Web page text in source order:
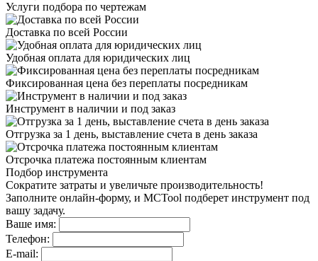
Услуги подбора по чертежам
Доставка по всей России
Удобная оплата для юридических лиц
Фиксированная цена без переплаты посредникам
Инструмент в наличии и под заказ
Отгрузка за 1 день, выставление счета в день заказа
Отсрочка платежа постоянным клиентам
Подбор инструмента
Сократите затраты и увеличьте производительность!
Заполните онлайн-форму, и MCTool подберет инструмент под
вашу задачу.
Ваше имя:
Телефон:
E-mail: